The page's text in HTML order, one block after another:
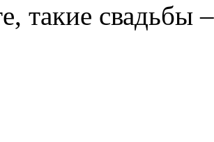
такие свадьбы